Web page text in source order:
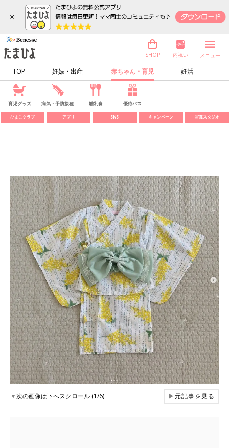
×
TOP 妊娠・出産 赤ちゃん・育児 妊活
SHOP 内祝い メニュー
育児グッズ 病気・予防接種 離乳食 優待パス
ひよこクラブ アプリ SNS キャンペーン 写真スタジオ
▼次の画像は下へスクロール (1/6) ▶元記事を見る